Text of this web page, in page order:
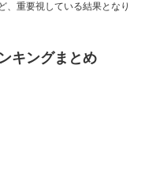
、重要視している結果となり
キングまとめ